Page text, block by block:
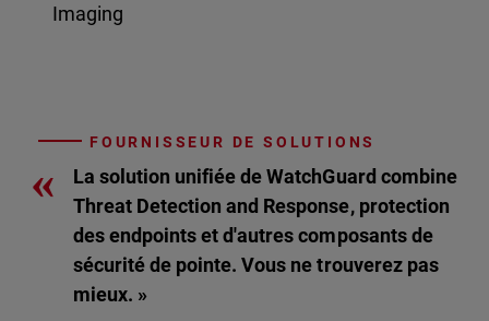
Imaging
FOURNISSEUR DE SOLUTIONS
«
La solution unifiée de WatchGuard combine
Threat Detection and Response, protection
des endpoints et d'autres composants de
sécurité de pointe. Vous ne trouverez pas
mieux. »